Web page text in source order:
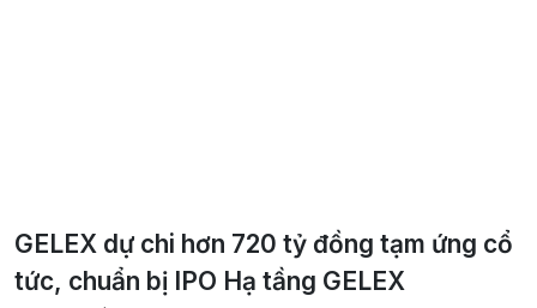
GELEX dự chi hơn 720 tỷ đồng tạm ứng cổ
tức, chuẩn bị IPO Hạ tầng GELEX